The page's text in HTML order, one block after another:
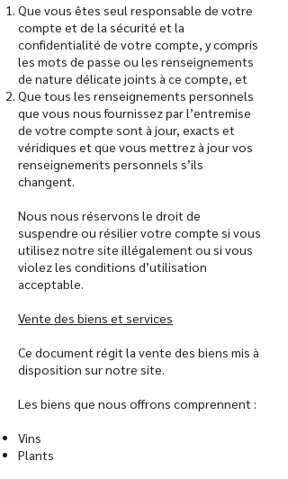
Que vous êtes seul responsable de votre
compte et de la sécurité et la
confidentialité de votre compte, y compris
les mots de passe ou les renseignements
de nature délicate joints à ce compte, et
Que tous les renseignements personnels
que vous nous fournissez par l’entremise
de votre compte sont à jour, exacts et
véridiques et que vous mettrez à jour vos
renseignements personnels s’ils
changent.
Nous nous réservons le droit de
suspendre ou résilier votre compte si vous
utilisez notre site illégalement ou si vous
violez les conditions d’utilisation
acceptable.
Vente des biens et services
Ce document régit la vente des biens mis à
disposition sur notre site.
Les biens que nous offrons comprennent :
Vins
Plants